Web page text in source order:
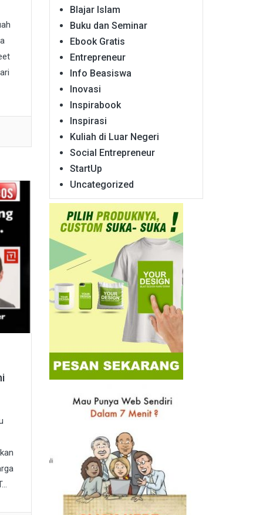
Blajar Islam
Buku dan Seminar
Ebook Gratis
Entrepreneur
Info Beasiswa
Inovasi
Inspirabook
Inspirasi
Kuliah di Luar Negeri
Social Entrepreneur
StartUp
Uncategorized